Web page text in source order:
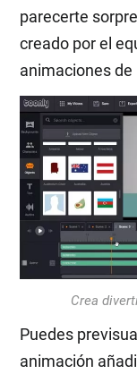
parecerte
creado por el
animaciones de
Crea
Puedes
animación